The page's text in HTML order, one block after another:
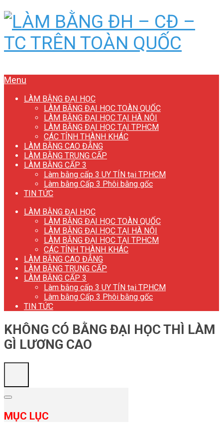
Menu
LÀM BẰNG ĐẠI HỌC
LÀM BẰNG ĐẠI HỌC TOÀN QUỐC
LÀM BẰNG ĐẠI HỌC TẠI HÀ NỘI
LÀM BẰNG ĐẠI HỌC TẠI TP.HCM
CÁC TỈNH THÀNH KHÁC
LÀM BẰNG CAO ĐẲNG
LÀM BẰNG TRUNG CẤP
LÀM BẰNG CẤP 3
Làm bằng cấp 3 UY TÍN tại TP.HCM
Làm bằng Cấp 3 Phôi bằng gốc
TIN TỨC
LÀM BẰNG ĐẠI HỌC
LÀM BẰNG ĐẠI HỌC TOÀN QUỐC
LÀM BẰNG ĐẠI HỌC TẠI HÀ NỘI
LÀM BẰNG ĐẠI HỌC TẠI TP.HCM
CÁC TỈNH THÀNH KHÁC
LÀM BẰNG CAO ĐẲNG
LÀM BẰNG TRUNG CẤP
LÀM BẰNG CẤP 3
Làm bằng cấp 3 UY TÍN tại TP.HCM
Làm bằng Cấp 3 Phôi bằng gốc
TIN TỨC
KHÔNG CÓ BẰNG ĐẠI HỌC THÌ LÀM
GÌ LƯƠNG CAO
MỤC LỤC